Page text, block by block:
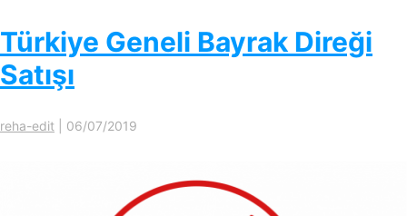
Türkiye Geneli Bayrak Direği
Satışı
reha-edit 06/07/2019